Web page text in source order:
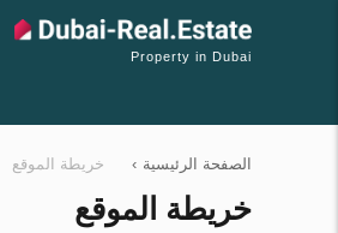
Property in Dubai
الصفحة الرئيسية › خريطة الموقع
خريطة الموقع